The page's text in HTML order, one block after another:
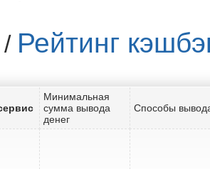
/ Рейтинг
Минимальная
сумма вывода
денег
Способы